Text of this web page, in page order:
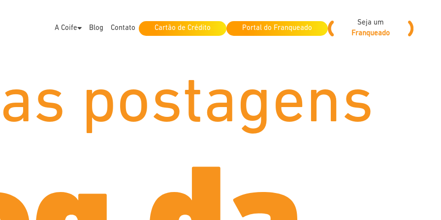
A Coife Blog Contato Cartão de Crédito Portal do Franqueado
Seja um
Franqueado
postagens